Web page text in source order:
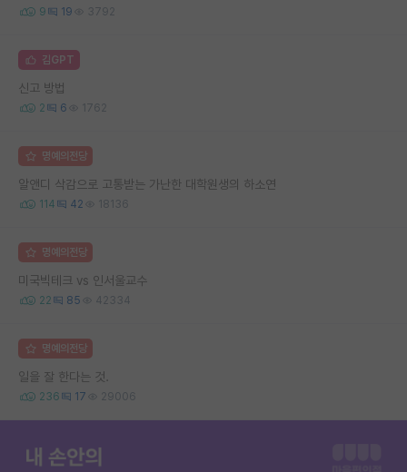
9 19 3792
김GPT
신고 방법
2 6 1762
명예의전당
알앤디 삭감으로 고통받는 가난한 대학원생의 하소연
114 42 18136
명예의전당
미국빅테크 vs 인서울교수
22 85 42334
명예의전당
일을 잘 한다는 것.
236 17 29006